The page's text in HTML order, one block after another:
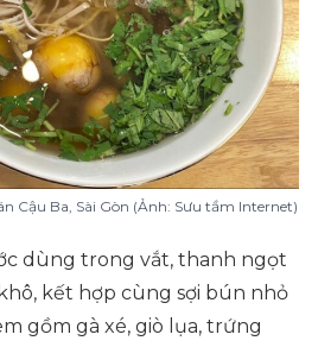
Cậu Ba, Sài Gòn (Ảnh: Sưu tầm Internet)
dùng trong vắt, thanh ngọt
kết hợp cùng sợi bún nhỏ
gồm gà xé, giò lụa, trứng